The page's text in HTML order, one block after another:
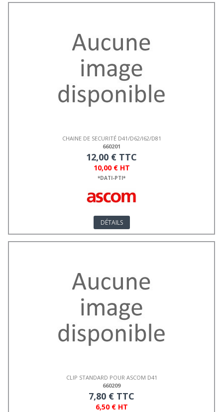
CHAINE DE SECURITÉ D41/D62/I62/D81
660201
12,00 € TTC
10,00 € HT
*DATI-PTI*
DÉTAILS
CLIP STANDARD POUR ASCOM D41
660209
7,80 € TTC
6,50 € HT